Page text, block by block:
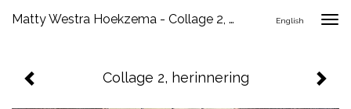
Matty Westra Hoekzema - Collage 2, Herinnering English
Collage 2, herinnering